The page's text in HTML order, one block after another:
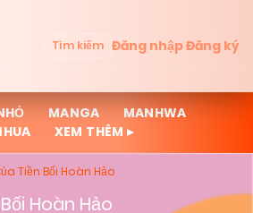
Tìm kiếm Đăng nhậpĐăng ký
MANGA
MANHWA
XEM THÊM ▸
Tiền Bối Hoàn Hảo
Hoàn Hảo